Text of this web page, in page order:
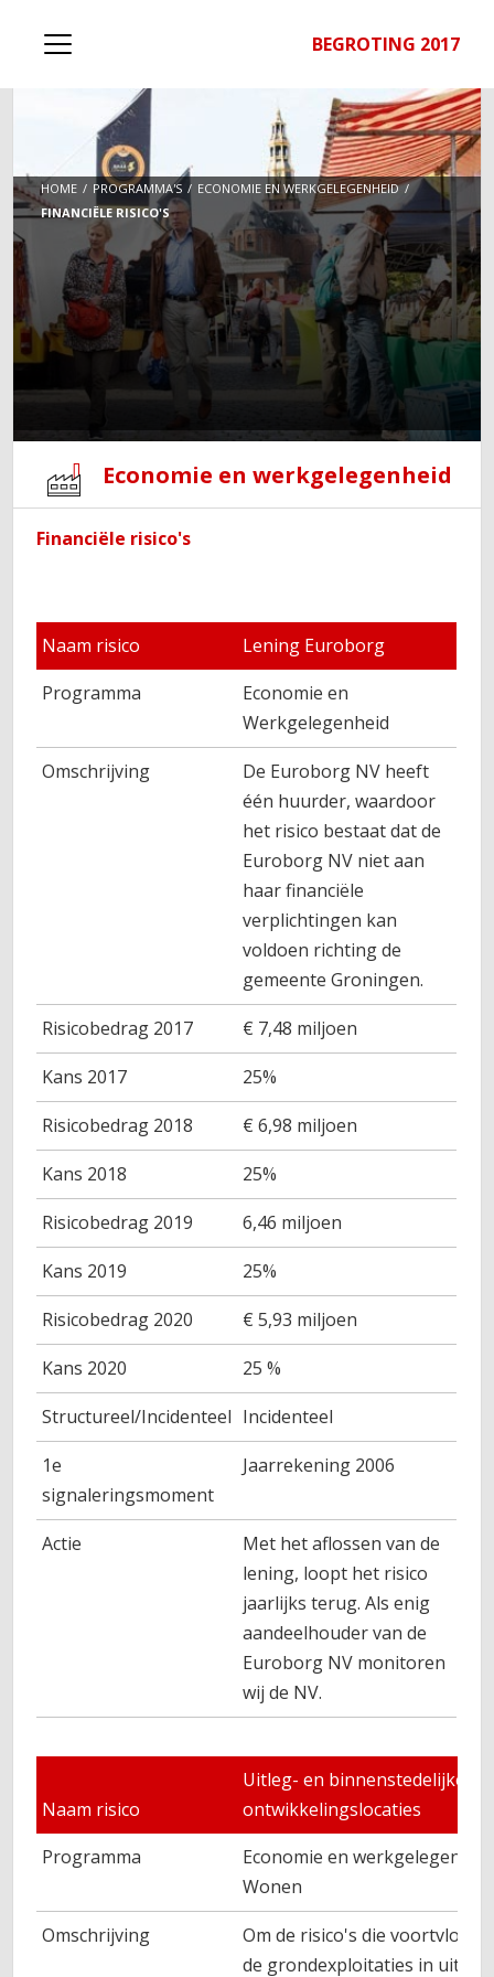
BEGROTING 2017
HOME PROGRAMMA'S
ECONOMIE EN WERKGELEGENHEID
FINANCIËLE RISICO'S
Economie en werkgelegenheid
Financiële risico's
Naam risico
Lening Euroborg
Programma
Economie en
Werkgelegenheid
Omschrijving
De Euroborg NV heeft
één huurder, waardoor
het risico bestaat dat de
Euroborg NV niet aan
haar financiële
verplichtingen kan
voldoen richting de
gemeente Groningen.
Risicobedrag 2017
€ 7,48 miljoen
Kans 2017
25%
Risicobedrag 2018
€ 6,98 miljoen
Kans 2018
25%
Risicobedrag 2019
6,46 miljoen
Kans 2019
25%
Risicobedrag 2020
€ 5,93 miljoen
Kans 2020
25 %
Structureel/Incidenteel Incidenteel
1e
signaleringsmoment
Jaarrekening 2006
Actie
Met het aflossen van de
lening, loopt het risico
jaarlijks terug. Als enig
aandeelhouder van de
Euroborg NV monitoren
wij de NV.
Naam risico
Uitleg- en binnenstedelijke
ontwikkelingslocaties
Programma
Economie en
Wonen
Omschrijving
Om de risico's die
de grondexploitaties in